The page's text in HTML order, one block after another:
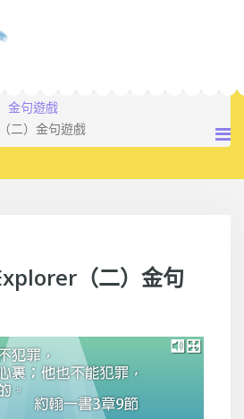
金句遊戲
二）金句遊戲
（二）金句